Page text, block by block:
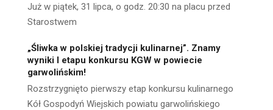
Już w piątek, 31 lipca, o godz. 20:30 na placu przed
Starostwem
„Śliwka w polskiej tradycji kulinarnej”. Znamy
wyniki I etapu konkursu KGW w powiecie
garwolińskim!
Rozstrzygnięto pierwszy etap konkursu kulinarnego
Kół Gospodyń Wiejskich powiatu garwolińskiego